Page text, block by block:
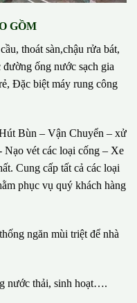
GỒM
thoát sàn,chậu rửa bát,
ống nước sạch gia
Đặc biệt máy rung công
Bùn – Vận Chuyển – xử
Nạo vét các loại cống – Xe
Cung cấp tất cả các loại
phục vụ quý khách hàng
ngăn mùi triệt để nhà
nước thải, sinh hoạt….